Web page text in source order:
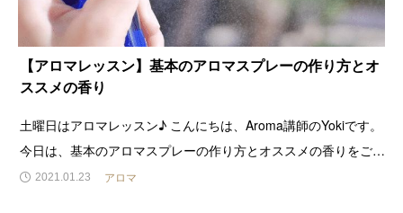
【アロマレッスン】基本のアロマスプレーの作り方とオ
ススメの香り
土曜日はアロマレッスン♪ こんにちは、Aroma講師のYokiです。
今日は、基本のアロマスプレーの作り方とオススメの香りをご紹
介します。最後に動画もあります。アロマスプレーは、お部屋に
2021.01.23 アロマ